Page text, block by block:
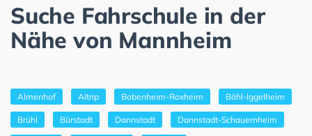
Suche Fahrschule in der
Nähe von Mannheim
Almenhof Altrip Bobenheim-Roxheim Böhl-Iggelheim
Brühl Bürstadt Dannstadt Dannstadt-Schauernheim